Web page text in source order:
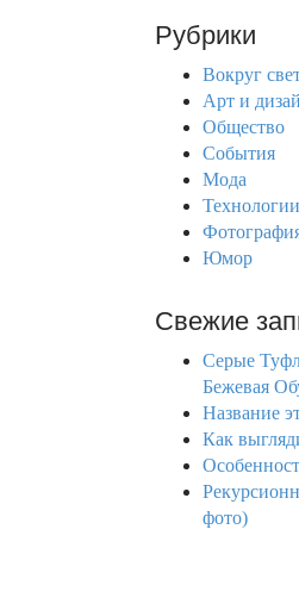
c
Рубрики
Вокруг
Арт и
Общество
События
Мода
Технологии
Юмор
Свежие
Серые
Бежевая
Название
Как
фото)